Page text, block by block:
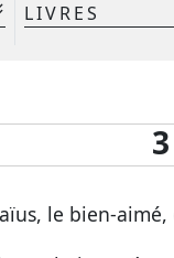
LIVRES
Ruth
1 Sam.
Esd.
Néh.
ïus, le bien-aimé,